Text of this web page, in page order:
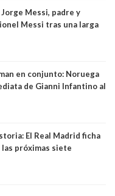
Messi, padre y
Messi tras una larga
en conjunto: Noruega
de Gianni Infantino al
El Real Madrid ficha
las próximas siete